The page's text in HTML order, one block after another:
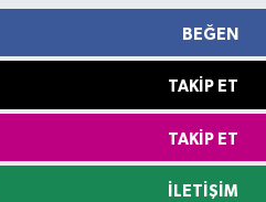
BEĞEN
TAKIP ET
TAKIP ET
İLETIŞIM